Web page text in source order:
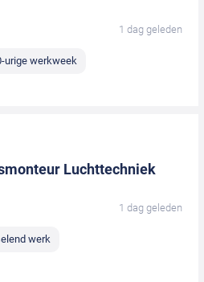
1 dag geleden
urige werkweek
Luchttechniek
1 dag geleden
werk